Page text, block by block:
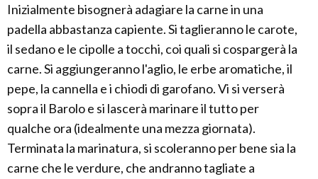
Inizialmente bisognerà adagiare la carne in una
padella abbastanza capiente. Si taglieranno le carote,
il sedano e le cipolle a tocchi, coi quali si cospargerà la
carne. Si aggiungeranno l'aglio, le erbe aromatiche, il
pepe, la cannella e i chiodi di garofano. Vi si verserà
sopra il Barolo e si lascerà marinare il tutto per
qualche ora (idealmente una mezza giornata).
Terminata la marinatura, si scoleranno per bene sia la
carne che le verdure, che andranno tagliate a